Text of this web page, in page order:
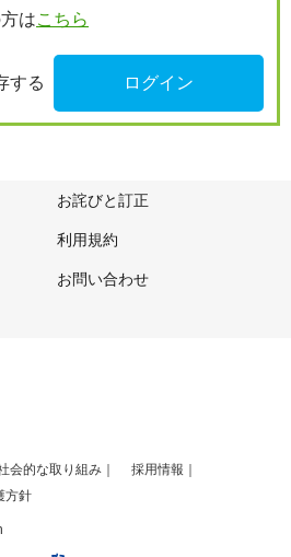
はこちら
する
お詫びと訂正
利用規約
お問い合わせ
会的な取り組み
採用情報
方針